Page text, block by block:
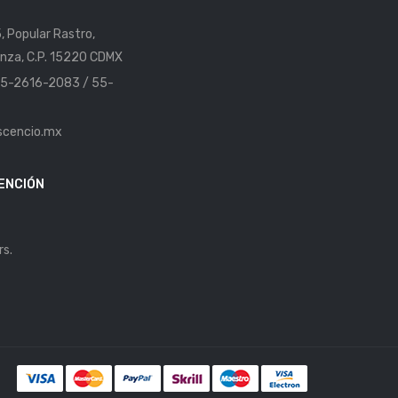
Popular Rastro,
C.P. 15220 CDMX
2616-2083 / 55-